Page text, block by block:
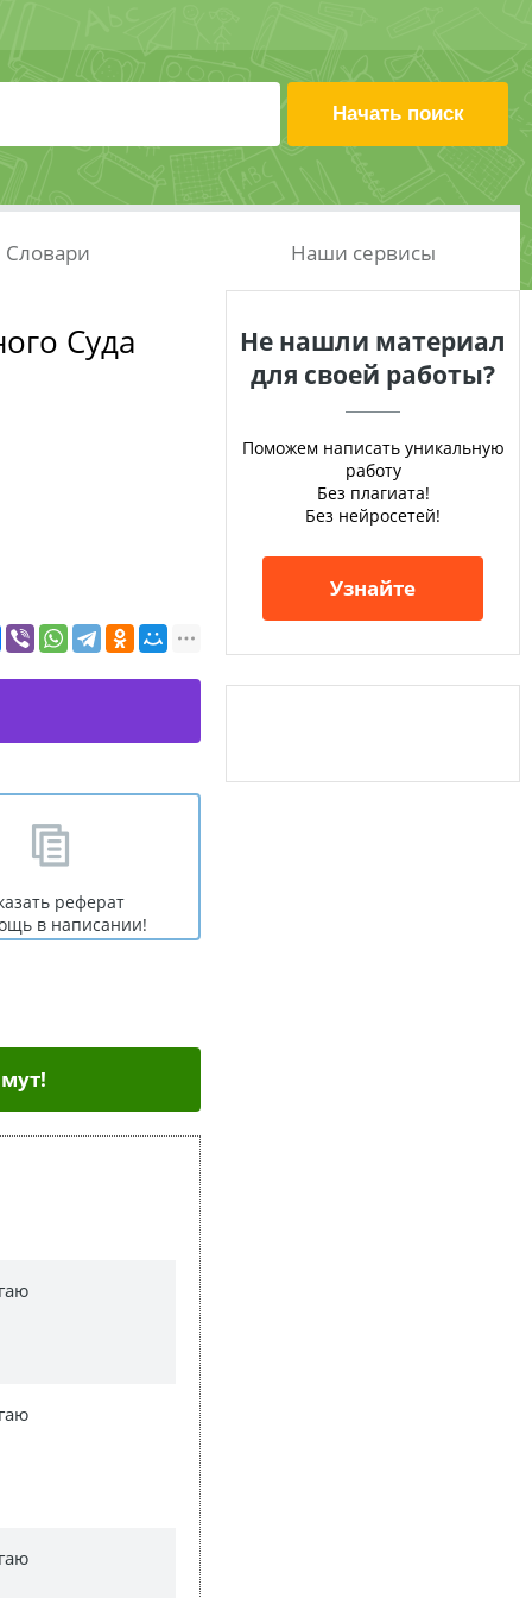
Словари Наши сервисы
Суда
реферат
в написании!
Не нашли материал
для своей работы?
Поможем написать уникальную
работу
Без плагиата!
Без нейросетей!
Узнайте